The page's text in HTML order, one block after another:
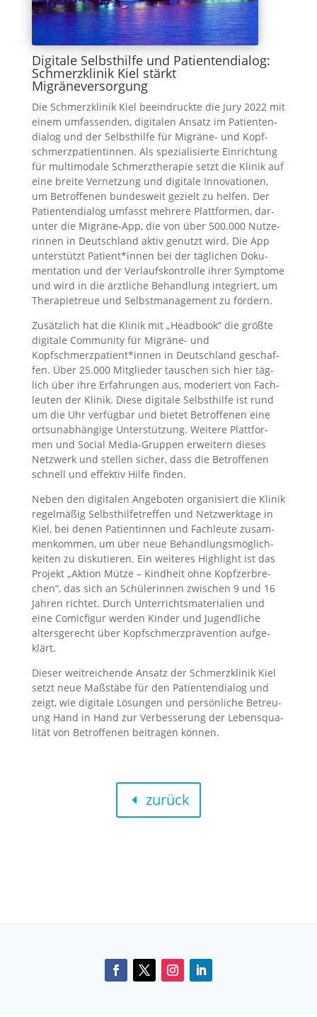
Digitale Selbsthilfe und Patientendialog:
Schmerzklinik Kiel stärkt
Migräneversorgung
Die Schmerz­kli­nik Kiel beein­druck­te die Jury 2022 mit
einem umfas­sen­den, digi­ta­len Ansatz im Pati­en­ten­
dia­log und der Selbst­hil­fe für Migrä­ne- und Kopf­
schmerz­pa­ti­en­tin­nen. Als spe­zia­li­sier­te Ein­rich­tung
für mul­ti­mo­da­le Schmerz­the­ra­pie setzt die Kli­nik auf
eine brei­te Ver­net­zung und digi­ta­le Inno­va­tio­nen,
um Betrof­fe­nen bun­des­weit gezielt zu hel­fen. Der
Pati­en­ten­dia­log umfasst meh­re­re Platt­for­men, dar­
un­ter die Migrä­ne-App, die von über 500.000 Nut­ze­
rin­nen in Deutsch­land aktiv genutzt wird. Die App
unter­stützt Patient*innen bei der täg­li­chen Doku­
men­ta­ti­on und der Ver­laufs­kon­trol­le ihrer Sym­pto­me
und wird in die ärzt­li­che Behand­lung inte­griert, um
The­ra­pie­treue und Selbst­ma­nage­ment zu för­dern.
Zusätz­lich hat die Kli­nik mit „Head­book“ die größ­te
digi­ta­le Com­mu­ni­ty für Migrä­ne- und
Kopfschmerzpatient*innen in Deutsch­land geschaf­
fen. Über 25.000 Mit­glie­der tau­schen sich hier täg­
lich über ihre Erfah­run­gen aus, mode­riert von Fach­
leu­ten der Kli­nik. Die­se digi­ta­le Selbst­hil­fe ist rund
um die Uhr ver­füg­bar und bie­tet Betrof­fe­nen eine
orts­un­ab­hän­gi­ge Unter­stüt­zung. Wei­te­re Platt­for­
men und Social Media-Grup­pen erwei­tern die­ses
Netz­werk und stel­len sicher, dass die Betrof­fe­nen
schnell und effek­tiv Hil­fe fin­den.
Neben den digi­ta­len Ange­bo­ten orga­ni­siert die Kli­nik
regel­mä­ßig Selbst­hil­fe­tref­fen und Netz­werk­ta­ge in
Kiel, bei denen Pati­en­tin­nen und Fach­leu­te zusam­
men­kom­men, um über neue Behand­lungs­mög­lich­
kei­ten zu dis­ku­tie­ren. Ein wei­te­res High­light ist das
Pro­jekt „Akti­on Müt­ze – Kind­heit ohne Kopf­zer­bre­
chen“, das sich an Schü­le­rin­nen zwi­schen 9 und 16
Jah­ren rich­tet. Durch Unter­richts­ma­te­ria­li­en und
eine Comic­fi­gur wer­den Kin­der und Jugend­li­che
alters­ge­recht über Kopf­schmerz­prä­ven­ti­on auf­ge­
klärt.
Die­ser weit­rei­chen­de Ansatz der Schmerz­kli­nik Kiel
setzt neue Maß­stä­be für den Pati­en­ten­dia­log und
zeigt, wie digi­ta­le Lösun­gen und per­sön­li­che Betreu­
ung Hand in Hand zur Ver­bes­se­rung der Lebens­qua­
li­tät von Betrof­fe­nen bei­tra­gen können​.
zurück